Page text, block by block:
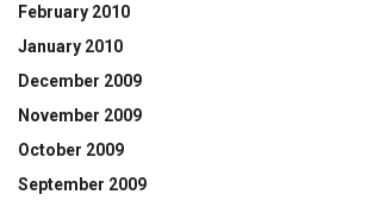
February 2010
January 2010
December 2009
November 2009
October 2009
September 2009